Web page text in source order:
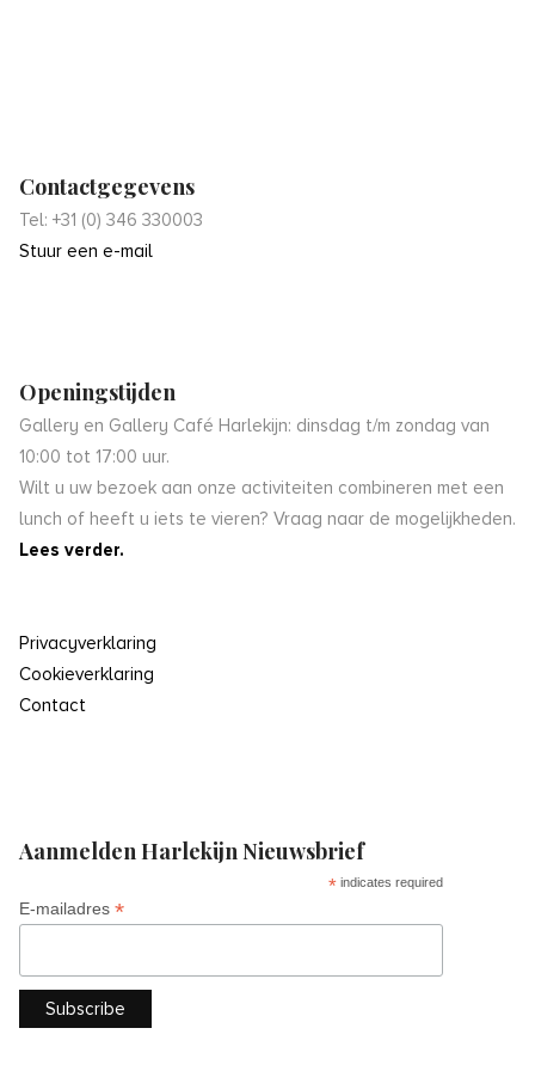
Contactgegevens
Tel: +31 (0) 346 330003
Stuur een e-mail
Openingstijden
Gallery en Gallery Café Harlekijn: dinsdag t/m zondag van
10:00 tot 17:00 uur.
Wilt u uw bezoek aan onze activiteiten combineren met een
lunch of heeft u iets te vieren? Vraag naar de mogelijkheden.
Lees verder.
Privacyverklaring
Cookieverklaring
Contact
Aanmelden Harlekijn Nieuwsbrief
* indicates required
E-mailadres *